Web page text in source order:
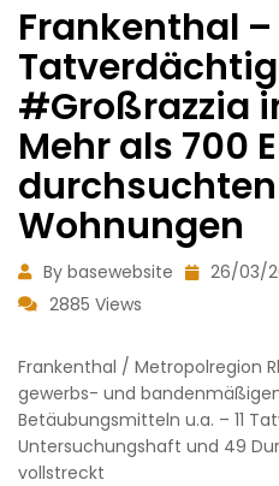
Frankenthal –
#Großrazzia
Mehr als 700
Wohnungen
By basewebsite
26/03/
2885 Views
Frankenthal / Metropolregion
gewerbs- und
Betäubungsmitteln u.a. – 11
Untersuchungshaft und 49
vollstreckt